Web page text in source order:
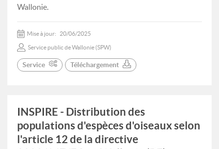
Wallonie.
Mise à jour: 20/06/2025
Service public de Wallonie (SPW)
Service Téléchargement
INSPIRE - Distribution des
populations d'espèces d'oiseaux selon
l'article 12 de la directive